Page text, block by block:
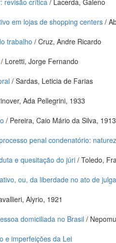
revisão crítica / Lacerda, Galeno
em lojas de shopping centers/
trabalho / Cruz, Andre Ricardo
/ Loretti, Jorge Fernando
/ Sardas, Leticia de Farias
Ada Pellegrini, 1933
/ Pereira, Caio Mário da Silva, 1913
penal condenatório:
e quesitação do júri / Toledo,
ou, da liberdade no ato de
Alyrio, 1921
domiciliada no Brasil /
e imperfeições da Lei